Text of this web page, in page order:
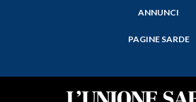
ANNUNCI
PAGINE SARDE